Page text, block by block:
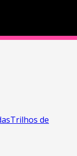
Trilhos de